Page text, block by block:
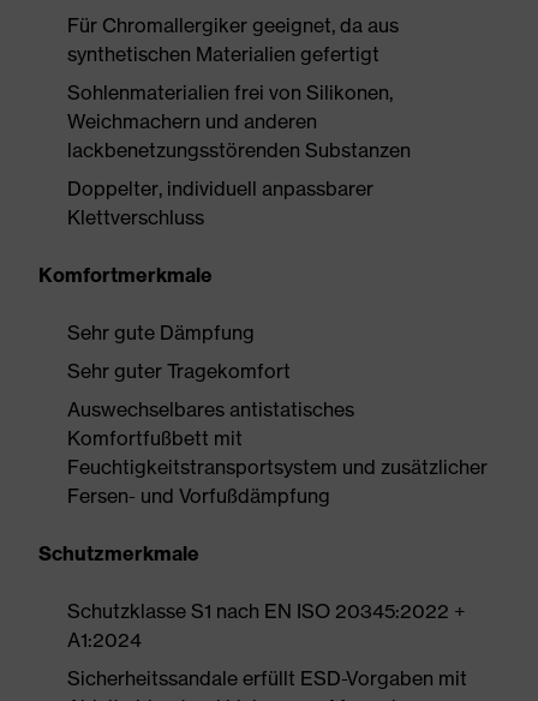
Für Chromallergiker geeignet, da aus
synthetischen Materialien gefertigt
Sohlenmaterialien frei von Silikonen,
Weichmachern und anderen
lackbenetzungsstörenden Substanzen
Doppelter, individuell anpassbarer
Klettverschluss
Komfortmerkmale
Sehr gute Dämpfung
Sehr guter Tragekomfort
Auswechselbares antistatisches
Komfortfußbett mit
Feuchtigkeitstransportsystem und zusätzlicher
Fersen- und Vorfußdämpfung
Schutzmerkmale
Schutzklasse S1 nach EN ISO 20345:2022 +
A1:2024
Sicherheitssandale erfüllt ESD-Vorgaben mit